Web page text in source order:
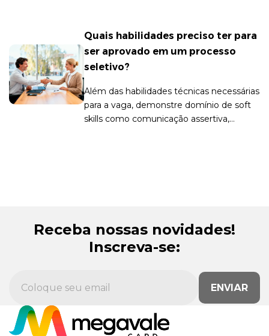
Quais habilidades preciso ter para
ser aprovado em um processo
seletivo?
Além das habilidades técnicas necessárias
para a vaga, demonstre domínio de soft
skills como comunicação assertiva,
Receba nossas novidades!
Inscreva-se:
ENVIAR